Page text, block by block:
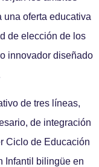
una oferta educativa
de elección de los
innovador diseñado
de tres líneas,
de integración
Ciclo de Educación
Infantil bilingüe en